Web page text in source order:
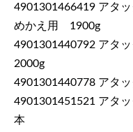
4901301466419 アタ
めかえ用 1900g
4901301440792 アタ
2000g
4901301440778 アタ
4901301451521 アタ
本